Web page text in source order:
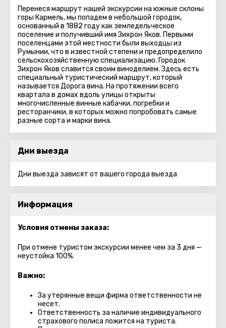
Перенеся маршрут нашей экскурсии на южные склоны
горы Кармель, мы попадем в небольшой городок,
основанный в 1882 году как земледельческое
поселение и получивший имя Зихрон Яков. Первыми
поселенцами этой местности были выходцы из
Румынии, что в известной степени и предопределило
сельскохозяйственную специализацию. Городок
Зихрон Яков славится своим виноделием. Здесь есть
специальный туристический маршрут, который
называется Дорога вина. На протяжении всего
квартала в домах вдоль улицы открыты
многочисленные винные кабачки, погребки и
ресторанчики, в которых можно попробовать самые
разные сорта и марки вина.
Дни выезда
Дни выезда зависят от вашего города выезда
Информация
Условия отмены заказа:
При отмене туристом экскурсии менее чем за 3 дня —
неустойка 100%.
Важно:
За утерянные вещи фирма ответственности не
несет.
Ответственность за наличие индивидуального
страхового полиса ложится на туриста.